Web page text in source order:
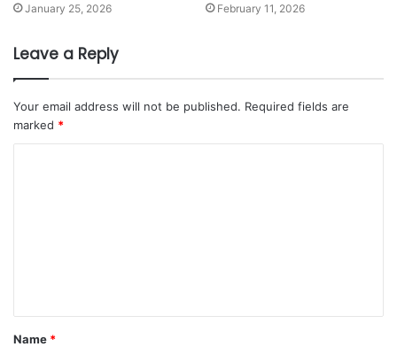
January 25, 2026 February 11, 2026
Leave a Reply
Your email address will not be published. Required fields are
marked *
Name *